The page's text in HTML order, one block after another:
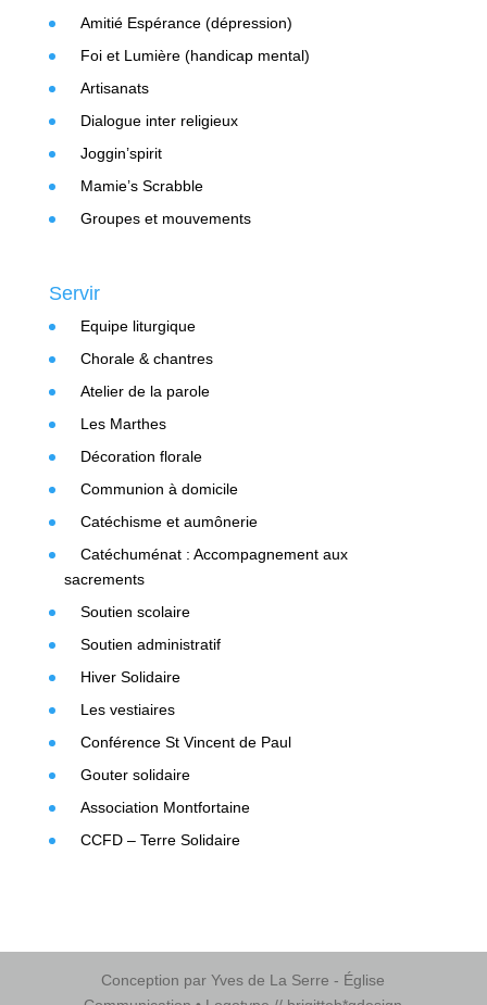
Amitié Espérance (dépression)
Foi et Lumière (handicap mental)
Artisanats
Dialogue inter religieux
Joggin’spirit
Mamie’s Scrabble
Groupes et mouvements
Servir
Equipe liturgique
Chorale & chantres
Atelier de la parole
Les Marthes
Décoration florale
Communion à domicile
Catéchisme et aumônerie
Catéchuménat : Accompagnement aux
sacrements
Soutien scolaire
Soutien administratif
Hiver Solidaire
Les vestiaires
Conférence St Vincent de Paul
Gouter solidaire
Association Montfortaine
CCFD – Terre Solidaire
Conception par Yves de La Serre - Église